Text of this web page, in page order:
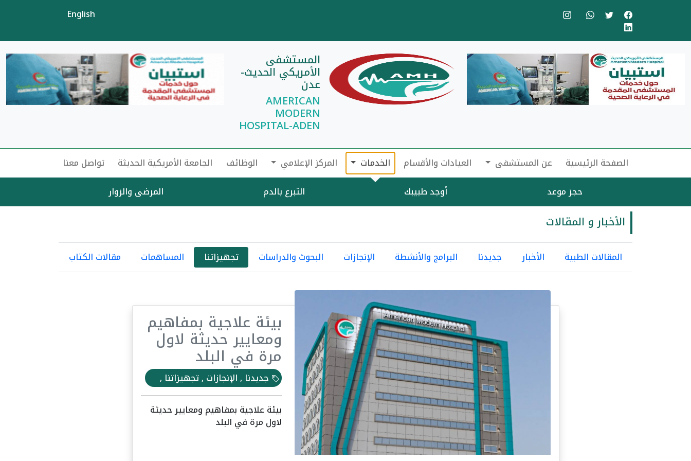
English
المستشفى
الأمريكي الحديث-
عدن
AMERICAN
MODERN
HOSPITAL-ADEN
الصفحة الرئيسية عن المستشفى العيادات والأقسام
الخدمات
حجز موعد
أوجد طبيبك التبرع بالدم المرضى والزوار
المركز الإعلامي الوظائف الجامعة الأمريكية الحديثة تواصل معنا
الأخبار و المقالات
المقالات الطبية الأخبار جديدنا البرامج والأنشطة الإنجازات البحوث والدراسات تجهيزاتنا المساهمات مقالات الكتاب
بيئة علاجية بمفاهيم
ومعايير حديثة لاول
مرة في البلد
جديدنا , الإنجازات , تجهيزاتنا ,
بيئة علاجية بمفاهيم ومعايير حديثة
لاول مرة في البلد